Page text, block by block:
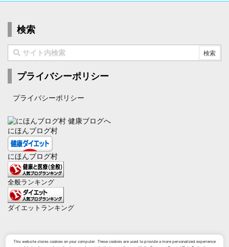
検索
プライバシーポリシー
プライバシーポリシー
にほんブログ村
にほんブログ村
全般ランキング
ダイエットランキング
This website stores cookies on your computer. These cookies are used to provide a more personalized experience